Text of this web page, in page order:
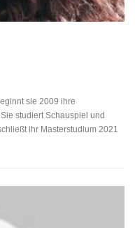
sie 2009 ihre
studiert Schauspiel und
ihr Masterstudium 2021